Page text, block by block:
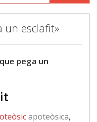
un esclafit»
que pega un
apoteòsica,